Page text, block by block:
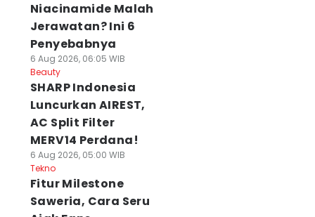
Niacinamide Malah
Jerawatan? Ini 6
Penyebabnya
6 Aug 2026, 06:05 WIB
Beauty
SHARP Indonesia
Luncurkan AIREST,
AC Split Filter
MERV14 Perdana!
6 Aug 2026, 05:00 WIB
Tekno
Fitur Milestone
Saweria, Cara Seru